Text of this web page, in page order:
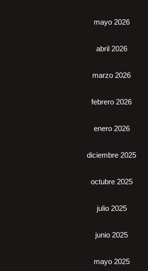
mayo 2026
abril 2026
marzo 2026
febrero 2026
enero 2026
diciembre 2025
octubre 2025
julio 2025
junio 2025
mayo 2025